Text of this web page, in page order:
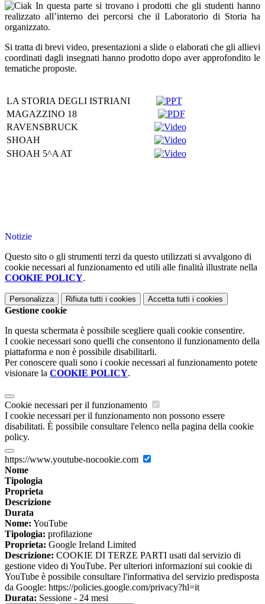
In questa parte si trovano i prodotti che gli studenti hanno
realizzato all’interno dei percorsi che il Laboratorio di Storia ha
organizzato.
Si tratta di brevi video, presentazioni a slide o elaborati che gli allievi
coordinati dagli insegnati hanno prodotto dopo aver approfondito le
tematiche proposte.
LA STORIA DEGLI ISTRIANI
MAGAZZINO 18
RAVENSBRUCK
SHOAH
SHOAH 5^A AT
Notizie
Questo sito o gli strumenti terzi da questo utilizzati si avvalgono di
cookie necessari al funzionamento ed utili alle finalità illustrate nella
COOKIE POLICY.
Personalizza Rifiuta tutti i cookies Accetta tutti i cookies
Gestione cookie
In questa schermata è possibile scegliere quali cookie consentire.
I cookie necessari sono quelli che consentono il funzionamento della
piattaforma e non è possibile disabilitarli.
Per conoscere quali sono i cookie necessari al funzionamento potete
visionare la COOKIE POLICY.
Cookie necessari per il funzionamento
I cookie necessari per il funzionamento non possono essere
disabilitati. È possibile consultare l'elenco nella pagina della cookie
policy.
https://www.youtube-nocookie.com
Nome
Tipologia
Proprieta
Descrizione
Durata
Nome: YouTube
Tipologia: profilazione
Proprieta: Google Ireland Limited
Descrizione: COOKIE DI TERZE PARTI usati dal servizio di
gestione video di YouTube. Per ulteriori informazioni sui cookie di
YouTube è possibile consultare l'informativa del servizio predisposta
da Google: https://policies.google.com/privacy?hl=it
Durata: Sessione - 24 mesi